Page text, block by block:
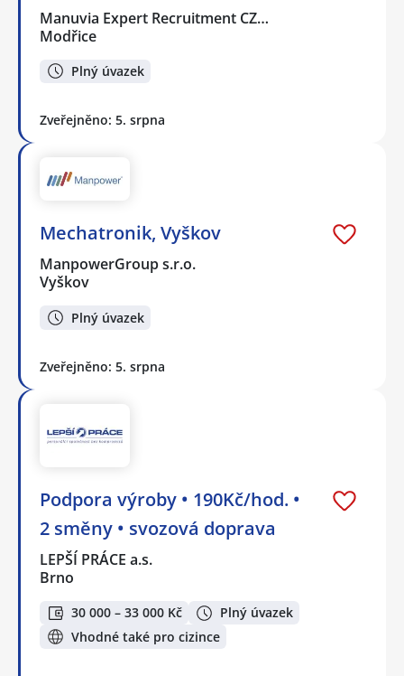
Manuvia Expert Recruitment CZ…
Modřice
Plný úvazek
Zveřejněno: 5. srpna
Mechatronik, Vyškov
ManpowerGroup s.r.o.
Vyškov
Plný úvazek
Zveřejněno: 5. srpna
Podpora výroby • 190Kč/hod. •
2 směny • svozová doprava
LEPŠÍ PRÁCE a.s.
Brno
30 000 – 33 000 Kč
Plný úvazek
Vhodné také pro cizince